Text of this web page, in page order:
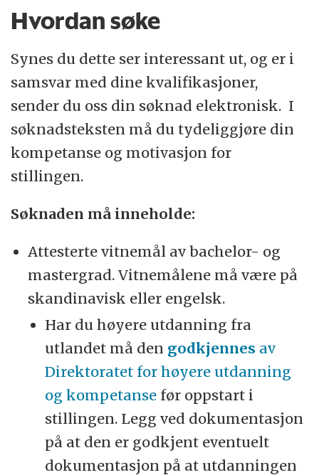
Hvordan søke
Synes du dette ser interessant ut, og er i
samsvar med dine kvalifikasjoner,
sender du oss din søknad elektronisk. I
søknadsteksten må du tydeliggjøre din
kompetanse og motivasjon for
stillingen.
Søknaden må inneholde:
Attesterte vitnemål av bachelor- og
mastergrad. Vitnemålene må være på
skandinavisk eller engelsk.
Har du høyere utdanning fra
utlandet må den godkjennes av
Direktoratet for høyere utdanning
og kompetansefør oppstart i
stillingen. Legg ved dokumentasjon
på at den er godkjent eventuelt
dokumentasjon på at utdanningen